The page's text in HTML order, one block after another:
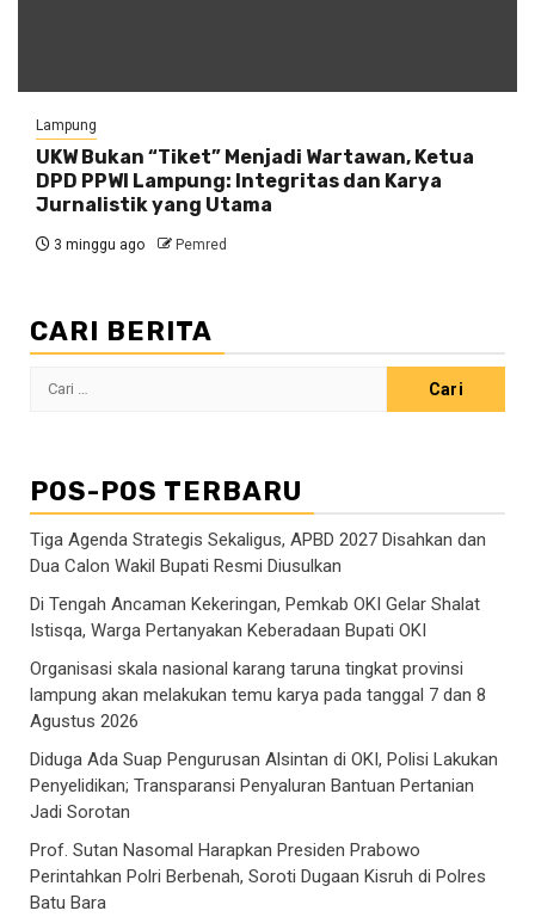
Lampung
UKW Bukan “Tiket” Menjadi Wartawan, Ketua
DPD PPWI Lampung: Integritas dan Karya
Jurnalistik yang Utama
3 minggu ago Pemred
CARI BERITA
Cari
POS-POS TERBARU
Tiga Agenda Strategis Sekaligus, APBD 2027 Disahkan dan
Dua Calon Wakil Bupati Resmi Diusulkan
Di Tengah Ancaman Kekeringan, Pemkab OKI Gelar Shalat
Istisqa, Warga Pertanyakan Keberadaan Bupati OKI
Organisasi skala nasional karang taruna tingkat provinsi
lampung akan melakukan temu karya pada tanggal 7 dan 8
Agustus 2026
Diduga Ada Suap Pengurusan Alsintan di OKI, Polisi Lakukan
Penyelidikan; Transparansi Penyaluran Bantuan Pertanian
Jadi Sorotan
Prof. Sutan Nasomal Harapkan Presiden Prabowo
Perintahkan Polri Berbenah, Soroti Dugaan Kisruh di Polres
Batu Bara